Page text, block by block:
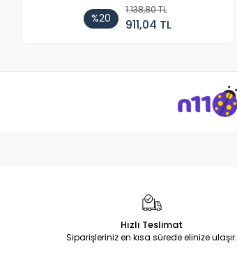
%20
1.138,80 TL
911,04 TL
Hızlı Teslimat
Siparişleriniz en kısa sürede elinize ulaşır.